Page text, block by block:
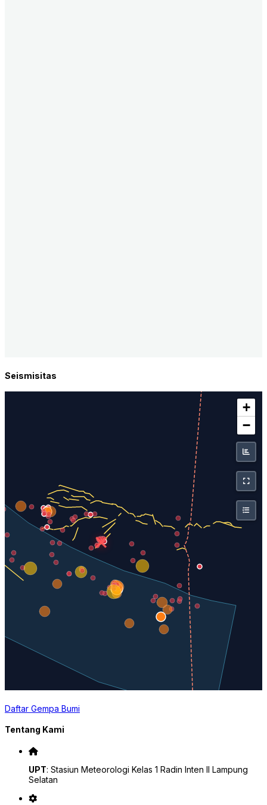
Seismisitas
Daftar Gempa Bumi
Tentang Kami
UPT: Stasiun Meteorologi Kelas 1 Radin Inten II Lampung
Selatan